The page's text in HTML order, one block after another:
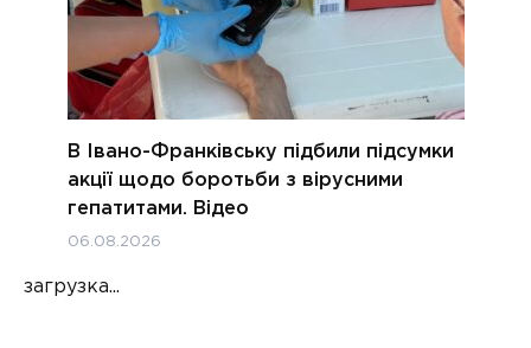
В Івано-Франківську підбили підсумки
акції щодо боротьби з вірусними
гепатитами. Відео
06.08.2026
загрузка...